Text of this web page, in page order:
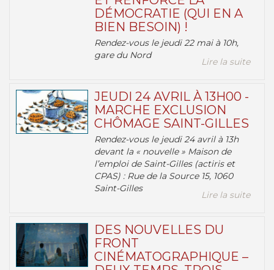
DÉMOCRATIE (QUI EN A
BIEN BESOIN) !
Rendez-vous le jeudi 22 mai à 10h,
gare du Nord
Lire la suite
JEUDI 24 AVRIL À 13H00 -
MARCHE EXCLUSION
CHÔMAGE SAINT-GILLES
Rendez-vous le jeudi 24 avril à 13h
devant la « nouvelle » Maison de
l’emploi de Saint-Gilles (actiris et
CPAS) : Rue de la Source 15, 1060
Saint-Gilles
Lire la suite
DES NOUVELLES DU
FRONT
CINÉMATOGRAPHIQUE –